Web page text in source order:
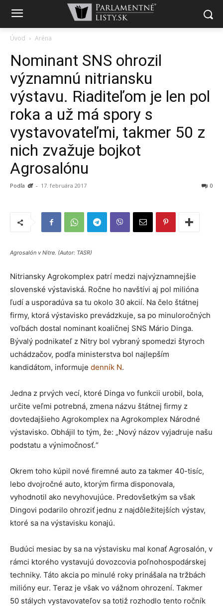
Úvod Aréna
Nominant SNS ohrozil
významnú nitriansku
výstavu. Riaditeľom je len pol
roka a už má spory s
vystavovateľmi, takmer 50 z
nich zvažuje bojkot
Agrosalónu
Podľa df - 17. februára 2017 0
Agrosalón v Nitre. (Autor: TASR)
Nitriansky Agrokomplex patrí medzi najvýznamnejšie
slovenské výstaviská. Ročne ho navštívi aj pol milióna
ľudí a usporadúva sa tu okolo 30 akcií. Na čelo štátnej
firmy, ktorá výstavisko prevádzkuje, sa po minuloročných
voľbách dostal nominant koaličnej SNS Mário Dinga.
Bývalý podnikateľ z Nitry bol vybraný spomedzi štyroch
uchádzačov, podľa ministerstva bol najlepším
kandidátom, informuje denník N.
Jedna z prvých vecí, ktoré Dinga vo funkcii urobil, bola,
určite veľmi potrebná, zmena názvu štátnej firmy z
dovtedajšieho Agrokomplex na Agrokomplex Národné
výstavisko. Obhájil to tým, že: „Nový názov vyjadruje našu
podstatu a výnimočnosť.“
Okrem toho kúpil nové firemné auto za takmer 40-tisíc,
lebo dvojročné auto, ktorým firma disponovala,
vyhodnotil ako nevyhovujúce. Predovšetkým sa však
Dingovi podarilo ohroziť jednu z najdôležitejších výstav,
ktoré sa na výstavisku konajú.
Budúci mesiac by sa na výstavisku mal konať Agrosalón, v
rámci ktorého vystavujú dovozcovia poľnohospodárskej
techniky. Táto akcia po minulé roky prinášala na tržbách
milióny eur. Teraz je však vo vážnom ohrození. Takmer
50 stálych vystavovateľov sa totiž rozhodlo tento ročník